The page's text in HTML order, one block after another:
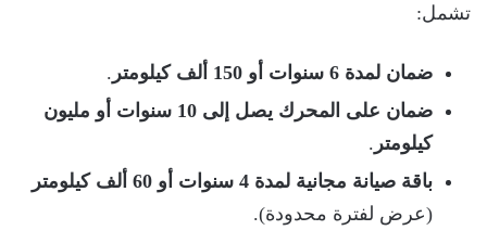
تشمل:
ضمان لمدة 6 سنوات أو 150 ألف كيلومتر
.
ضمان على المحرك يصل إلى 10 سنوات أو مليون
كيلومتر .
باقة صيانة مجانية لمدة 4 سنوات أو 60 ألف كيلومتر
(عرض لفترة محدودة).